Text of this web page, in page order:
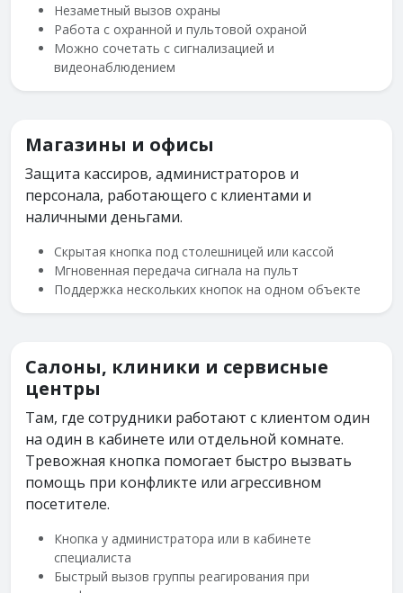
Незаметный вызов охраны
Работа с охранной и пультовой охраной
Можно сочетать с сигнализацией и
видеонаблюдением
Магазины и офисы
Защита кассиров, администраторов и
персонала, работающего с клиентами и
наличными деньгами.
Скрытая кнопка под столешницей или кассой
Мгновенная передача сигнала на пульт
Поддержка нескольких кнопок на одном объекте
Салоны, клиники и сервисные
центры
Там, где сотрудники работают с клиентом один
на один в кабинете или отдельной комнате.
Тревожная кнопка помогает быстро вызвать
помощь при конфликте или агрессивном
посетителе.
Кнопка у администратора или в кабинете
специалиста
Быстрый вызов группы реагирования при